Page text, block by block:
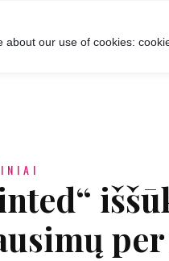
our use of cookies: